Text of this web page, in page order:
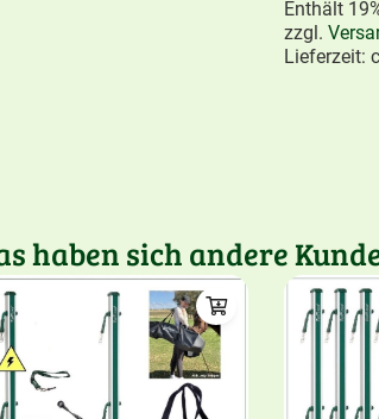
Enthält
zzgl.
Lieferzeit:
haben sich andere